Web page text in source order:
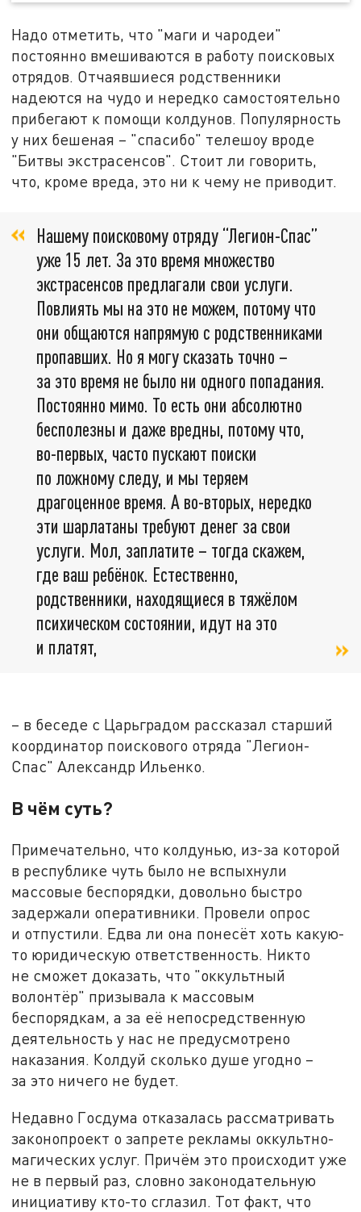
Надо отметить, что "маги и чародеи"
постоянно вмешиваются в работу поисковых
отрядов. Отчаявшиеся родственники
надеются на чудо и нередко самостоятельно
прибегают к помощи колдунов. Популярность
у них бешеная – "спасибо" телешоу вроде
"Битвы экстрасенсов". Стоит ли говорить,
что, кроме вреда, это ни к чему не приводит.
Нашему поисковому отряду “Легион-Спас”
уже 15 лет. За это время множество
экстрасенсов предлагали свои услуги.
Повлиять мы на это не можем, потому что
они общаются напрямую с родственниками
пропавших. Но я могу сказать точно –
за это время не было ни одного попадания.
Постоянно мимо. То есть они абсолютно
бесполезны и даже вредны, потому что,
во-первых, часто пускают поиски
по ложному следу, и мы теряем
драгоценное время. А во-вторых, нередко
эти шарлатаны требуют денег за свои
услуги. Мол, заплатите – тогда скажем,
где ваш ребёнок. Естественно,
родственники, находящиеся в тяжёлом
психическом состоянии, идут на это
и платят,
– в беседе с Царьградом рассказал старший
координатор поискового отряда "Легион-
Спас" Александр Ильенко.
В чём суть?
Примечательно, что колдунью, из-за которой
в республике чуть было не вспыхнули
массовые беспорядки, довольно быстро
задержали оперативники. Провели опрос
и отпустили. Едва ли она понесёт хоть какую-
то юридическую ответственность. Никто
не сможет доказать, что "оккультный
волонтёр" призывала к массовым
беспорядкам, а за её непосредственную
деятельность у нас не предусмотрено
наказания. Колдуй сколько душе угодно –
за это ничего не будет.
Недавно Госдума отказалась рассматривать
законопроект о запрете рекламы оккультно-
магических услуг. Причём это происходит уже
не в первый раз, словно законодательную
инициативу кто-то сглазил. Тот факт, что